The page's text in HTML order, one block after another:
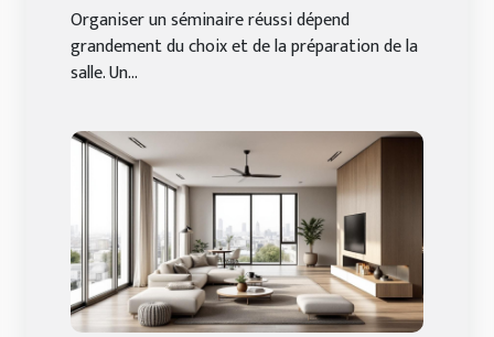
préparation de salle
Organiser un séminaire réussi dépend
grandement du choix et de la préparation de la
salle. Un...